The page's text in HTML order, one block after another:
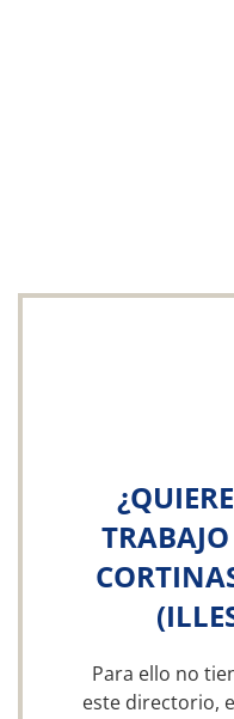
Para ello no
este directorio,